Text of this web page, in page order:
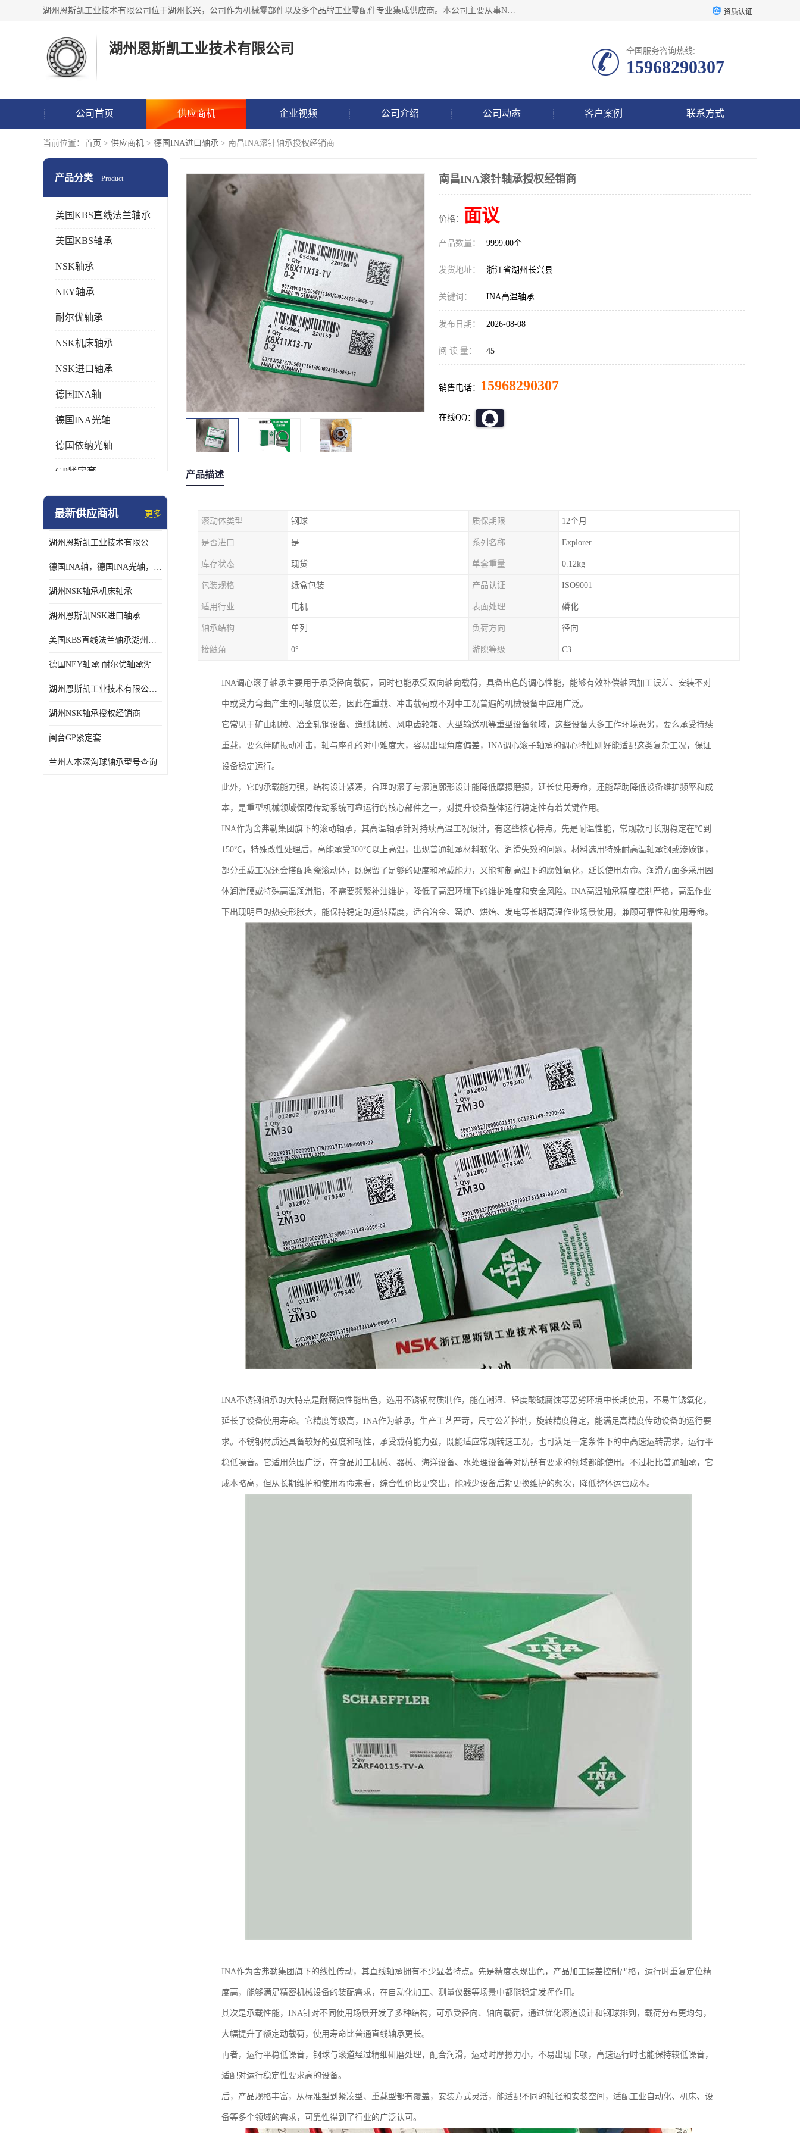
湖州恩斯凯工业技术有限公司位于湖州长兴，公司作为机械零部件以及多个品牌工业零配件专业集成供应商。本公司主要从事NSK进口轴承、SKF进口轴承、FAG进口轴承、NTN进口轴承、国产轴承：ZWZ、HRB、C&U轴承外球面轴承、导轨、丝杠、滑块、 润滑油、工业皮带及其他工业零部件的销售. 资质认证
湖州恩斯凯工业技术有限公司 全国服务咨询热线:
15968290307
公司首页 供应商机 企业视频 公司介绍 公司动态 客户案例 联系方式
当前位置： 首页 > 供应商机 > 德国INA进口轴承 > 南昌INA滚针轴承授权经销商
产品分类 Product
美国KBS直线法兰轴承
美国KBS轴承
NSK轴承
NEY轴承
耐尔优轴承
NSK机床轴承
NSK进口轴承
德国INA轴
德国INA光轴
德国依纳光轴
GP紧定套
SKF轴承
日本NSK进口轴承
德国INA进口轴承
最新供应商机 更多
湖州恩斯凯工业技术有限公司 湖州NSK轴承
德国INA轴，德国INA光轴，德国依纳光轴
湖州NSK轴承机床轴承
湖州恩斯凯NSK进口轴承
美国KBS直线法兰轴承湖州KBS轴承
德国NEY轴承 耐尔优轴承湖州代理商
湖州恩斯凯工业技术有限公司NSK轴承*经销商
湖州NSK轴承授权经销商
闽台GP紧定套
兰州人本深沟球轴承型号查询
南昌INA滚针轴承授权经销商
价格： 面议
产品数量： 9999.00个
发货地址： 浙江省湖州长兴县
关键词： INA高温轴承
发布日期： 2026-08-08
阅 读 量： 45
销售电话： 15968290307
在线QQ：
产品描述
滚动体类型 钢球 质保期限 12个月
是否进口 是 系列名称 Explorer
库存状态 现货 单套重量 0.12kg
包装规格 纸盒包装 产品认证 ISO9001
适用行业 电机 表面处理 磷化
轴承结构 单列 负荷方向 径向
接触角 0° 游隙等级 C3
INA调心滚子轴承主要用于承受径向载荷，同时也能承受双向轴向载荷，具备出色的调心性能，能够有效补偿轴因加工误差、安装不对
中或受力弯曲产生的同轴度误差，因此在重载、冲击载荷或不对中工况普遍的机械设备中应用广泛。
它常见于矿山机械、冶金轧钢设备、造纸机械、风电齿轮箱、大型输送机等重型设备领域，这些设备大多工作环境恶劣，要么承受持续
重载，要么伴随振动冲击，轴与座孔的对中难度大，容易出现角度偏差，INA调心滚子轴承的调心特性刚好能适配这类复杂工况，保证
设备稳定运行。
此外，它的承载能力强，结构设计紧凑，合理的滚子与滚道廓形设计能降低摩擦磨损，延长使用寿命，还能帮助降低设备维护频率和成
本，是重型机械领域保障传动系统可靠运行的核心部件之一，对提升设备整体运行稳定性有着关键作用。
INA作为舍弗勒集团旗下的滚动轴承，其高温轴承针对持续高温工况设计，有这些核心特点。先是耐温性能，常规款可长期稳定在℃到
150℃，特殊改性处理后，高能承受300℃以上高温，出现普通轴承材料软化、润滑失效的问题。材料选用特殊耐高温轴承钢或渗碳钢，
部分重载工况还会搭配陶瓷滚动体，既保留了足够的硬度和承载能力，又能抑制高温下的腐蚀氧化，延长使用寿命。润滑方面多采用固
体润滑膜或特殊高温润滑脂，不需要频繁补油维护，降低了高温环境下的维护难度和安全风险。INA高温轴承精度控制严格，高温作业
下出现明显的热变形胀大，能保持稳定的运转精度，适合冶金、窑炉、烘焙、发电等长期高温作业场景使用，兼顾可靠性和使用寿命。
INA不锈钢轴承的大特点是耐腐蚀性能出色，选用不锈钢材质制作，能在潮湿、轻度酸碱腐蚀等恶劣环境中长期使用，不易生锈氧化，
延长了设备使用寿命。它精度等级高，INA作为轴承，生产工艺严苛，尺寸公差控制，旋转精度稳定，能满足高精度传动设备的运行要
求。不锈钢材质还具备较好的强度和韧性，承受载荷能力强，既能适应常规转速工况，也可满足一定条件下的中高速运转需求，运行平
稳低噪音。它适用范围广泛，在食品加工机械、器械、海洋设备、水处理设备等对防锈有要求的领域都能使用。不过相比普通轴承，它
成本略高，但从长期维护和使用寿命来看，综合性价比更突出，能减少设备后期更换维护的频次，降低整体运营成本。
INA作为舍弗勒集团旗下的线性传动，其直线轴承拥有不少显著特点。先是精度表现出色，产品加工误差控制严格，运行时重复定位精
度高，能够满足精密机械设备的装配需求，在自动化加工、测量仪器等场景中都能稳定发挥作用。
其次是承载性能，INA针对不同使用场景开发了多种结构，可承受径向、轴向载荷，通过优化滚道设计和钢球排列，载荷分布更均匀，
大幅提升了额定动载荷，使用寿命比普通直线轴承更长。
再者，运行平稳低噪音，钢球与滚道经过精细研磨处理，配合润滑，运动时摩擦力小，不易出现卡顿，高速运行时也能保持较低噪音，
适配对运行稳定性要求高的设备。
后，产品规格丰富，从标准型到紧凑型、重载型都有覆盖，安装方式灵活，能适配不同的轴径和安装空间，适配工业自动化、机床、设
备等多个领域的需求，可靠性得到了行业的广泛认可。